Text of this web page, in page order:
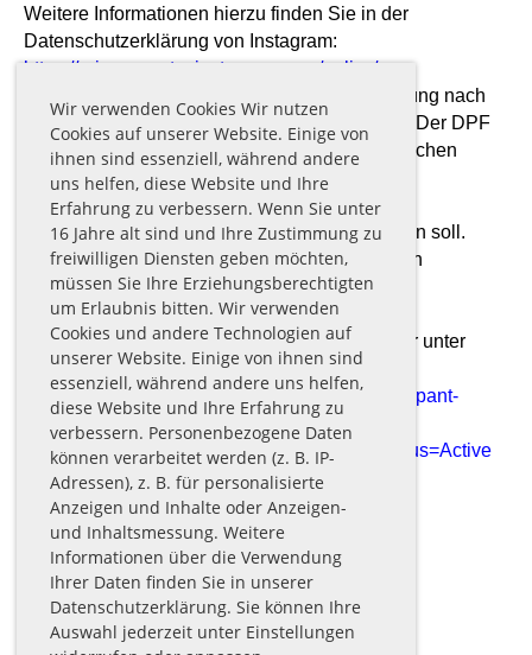
Wir verwenden Cookies Wir nutzen
Cookies auf unserer Website. Einige von
ihnen sind essenziell, während andere
uns helfen, diese Website und Ihre
Erfahrung zu verbessern. Wenn Sie unter
16 Jahre alt sind und Ihre Zustimmung zu
freiwilligen Diensten geben möchten,
müssen Sie Ihre Erziehungsberechtigten
um Erlaubnis bitten. Wir verwenden
Cookies und andere Technologien auf
unserer Website. Einige von ihnen sind
essenziell, während andere uns helfen,
diese Website und Ihre Erfahrung zu
verbessern. Personenbezogene Daten
können verarbeitet werden (z. B. IP-
Adressen), z. B. für personalisierte
Anzeigen und Inhalte oder Anzeigen-
und Inhaltsmessung. Weitere
Informationen über die Verwendung
Ihrer Daten finden Sie in unserer
Datenschutzerklärung. Sie können Ihre
Auswahl jederzeit unter Einstellungen
Weitere Informationen hierzu finden Sie in der
Datenschutzerklärung von Instagram:
https://privacycenter.instagram.com/policy/.
Das Unternehmen verfügt über eine Zertifizierung nach
dem „EU-US Data Privacy Framework“ (DPF). Der DPF
ist ein Übereinkommen zwischen der Europäischen
Union und den USA, der die Einhaltung
europäischer Datenschutzstandards bei
Datenverarbeitungen in den USA gewährleisten soll.
Jedes nach dem DPF zertifizierte Unternehmen
verpflichtet sich, diese Datenschutzstandards
einzuhalten. Weitere
Informationen hierzu erhalten Sie vom Anbieter unter
folgendem Link:
https://www.dataprivacyframework.gov/s/participant-
search/participantdetail?
contact=true&id=a2zt0000000GnywAAC&status=Active
Quelle:
https://www.e-recht24.de
Keine Termine vorhanden.